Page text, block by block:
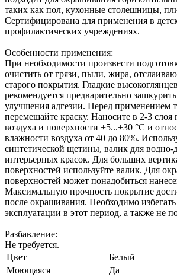
таких как пол, кухонные столешницы,
Сертифицирована для применения в
профилактических учреждениях.
Особенности применения:
При необходимости произвести
очистить от грязи, пыли, жира,
старого покрытия. Гладкие
рекомендуется предварительно
улучшения адгезии. Перед применением
перемешайте краску. Наносите в 2-3 слоя
воздуха и поверхности +5...+30 °C и
влажности воздуха от 40 до 80%.
синтетической щетины, валик для
интерьерных красок. Для больших
поверхностей используйте валик. Для
поверхностей может понадобиться
Максимальную прочность покрытие
после окрашивания. Необходимо
эксплуатации в этот период, а также не
Разбавление:
Не требуется.
Цвет
Белый
Моющаяся
Да